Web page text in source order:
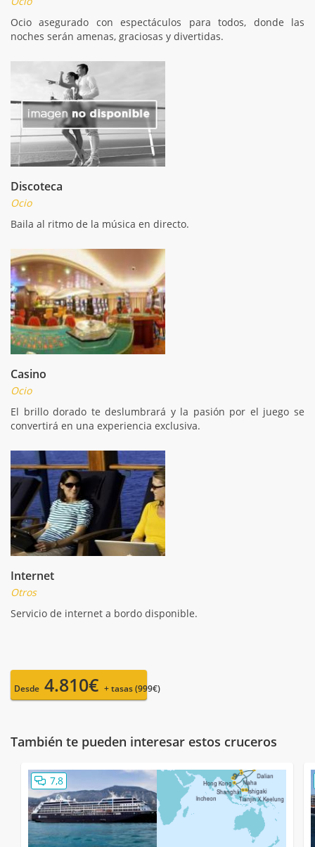
Ocio asegurado con espectáculos para todos, donde las
noches serán amenas, graciosas y divertidas.
Discoteca
Ocio
Baila al ritmo de la música en directo.
Casino
Ocio
El brillo dorado te deslumbrará y la pasión por el juego se
convertirá en una experiencia exclusiva.
Internet
Otros
Servicio de internet a bordo disponible.
Desde 4.810€ + tasas (999€)
También te pueden interesar estos cruceros
7,8